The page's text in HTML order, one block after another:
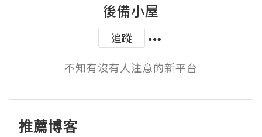
後備小屋
追蹤
不知有沒有人注意的新平台
推薦博客